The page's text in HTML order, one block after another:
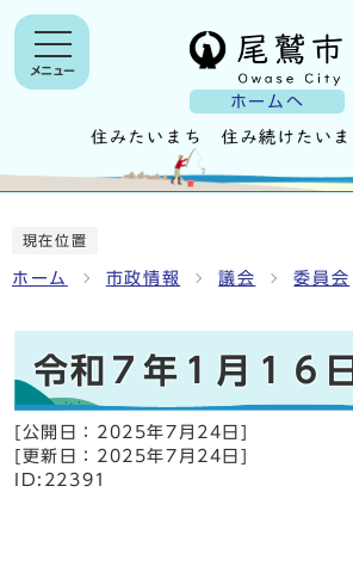
ホームへ
メニュー
現在位置
ホーム 市政情報 議会 委員会
令和７年１月１６日
[公開日： 2025年7月24日
[更新日： 2025年7月24日
ID:22391